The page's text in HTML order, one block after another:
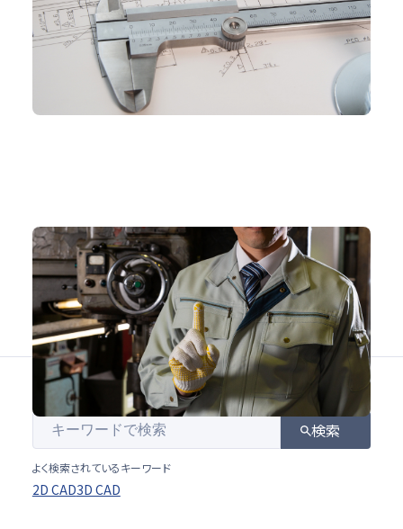
生産現場における3Dデータ活用
生産現場 #3D#治具 #生産技術 #生産設備
検索
よく検索されているキーワード
2D CAD3D CAD